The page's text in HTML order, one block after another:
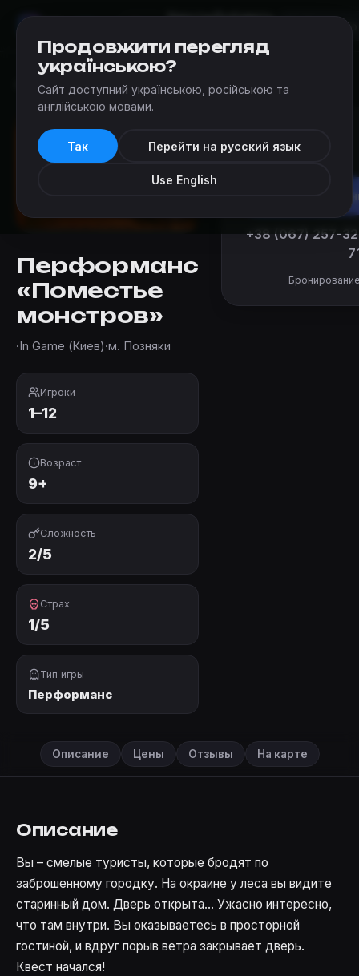
КвестыДобавить
Квесты › In Game (Киев) Поместье монстров
Перформанс
«Поместье
монстров»
·In Game (Киев)·м. Позняки
Игроки
1–12
Возраст
9+
Сложность
2/5
Страх
1/5
Тип игры
Перформанс
от 1 400 ₴
+38 (067) 257-
Описание Цены Отзывы На карте
Описание
Вы – смелые туристы, которые бродят по
заброшенному городку. На окраине у леса вы видите
старинный дом. Дверь открыта… Ужасно интересно,
что там внутри. Вы оказываетесь в просторной
гостиной, и вдруг порыв ветра закрывает дверь.
Квест начался!
Продовжити перегляд
українською?
Сайт доступний українською, російською та
англійською мовами.
Так Перейти на русский язык
Use English